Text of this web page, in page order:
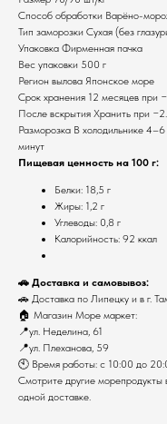
Способ обработки Варёно-
Тип заморозки Сухая (без
Упаковка Фирменная пачка
Вес упаковки 500 г
Регион вылова Японское море
Срок хранения 12 месяцев при
После вскрытия Хранить при
Разморозка В холодильнике
минут
Пищевая ценность на 100 г:
Белки: 18,5 г
Жиры: 1,2 г
Углеводы: 0,8 г
Калорийность: 92 ккал
🚗 Доставка и самовывоз:
🚗 Доставка по Липецку и в г.
🏠 Магазин Море маркет:
📍ул. Неделина, 61
📍ул. Плеханова, 59
🕙 Время работы: с 10:00 до
Смотрите другие
одной доставке.
Рыбная продукция
Дикий вылов
Гриль
Соусы и специи
Большие упаковки
Полуфабрикаты
Креветки
Рыба
Морепродукты
Каталог
+7-
г.
г.
Новинки